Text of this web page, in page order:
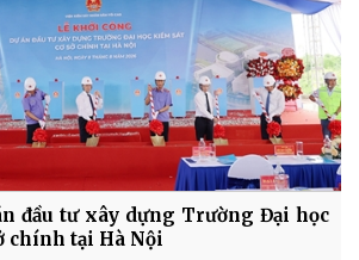
đầu tư xây dựng Trường Đại học
chính tại Hà Nội